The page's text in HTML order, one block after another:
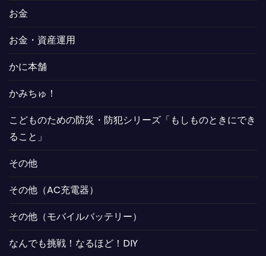
お金
お金・資産運用
かに本舗
かみちゅ！
こどものための防災・防犯シリーズ「もしものときにでき
ること」
その他
その他（AC充電器）
その他（モバイルバッテリー）
なんでも挑戦！なるほど！DIY